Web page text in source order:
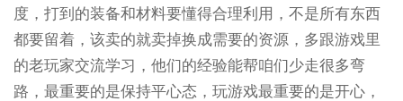
度，打到的装备和材料要懂得合理利用，不是所有东西
都要留着，该卖的就卖掉换成需要的资源，多跟游戏里
的老玩家交流学习，他们的经验能帮咱们少走很多弯
路，最重要的是保持平心态，玩游戏最重要的是开心，